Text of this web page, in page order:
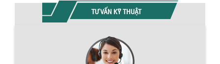
TƯ VẤN KỸ THUẬT